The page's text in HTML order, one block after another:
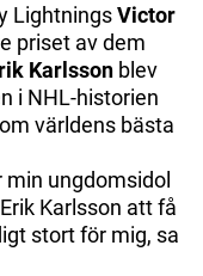
LightningsVictor
priset av dem
Karlsson blev
i NHL-historien
världens bästa
ungdomsidol
Karlsson att få
stort för mig, sa